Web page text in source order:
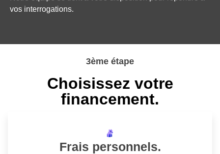
vos interrogations.
3ème étape
Choisissez votre
financement.
Frais personnels.